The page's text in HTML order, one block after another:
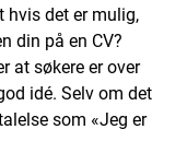
hvis det er mulig,
din på en CV?
at søkere er over
idé. Selv om det
som «Jeg er